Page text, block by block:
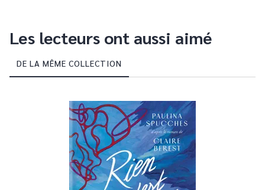
Les lecteurs ont aussi aimé
DE LA MÊME COLLECTION